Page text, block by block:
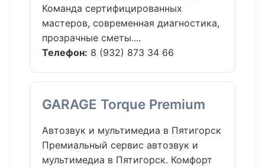
Команда сертифицированных
мастеров, современная диагностика,
прозрачные сметы....
Телефон: 8 (932) 873 34 66
GARAGE Torque Premium
Автозвук и мультимедиа в Пятигорск
Премиальный сервис автозвук и
мультимедиа в Пятигорск. Комфорт